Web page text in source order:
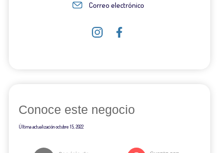
Correo electrónico
Conoce este negocio
Última actualizaciónoctubre 15, 2022